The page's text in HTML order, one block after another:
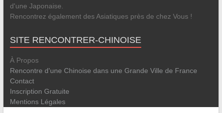
d'une Japonaise.
Rencontrez également des Asiatiques près de chez Vous !
SITE RENCONTRER-CHINOISE
À Propos
Rencontre d'une Chinoise dans une Grande Ville de France
Contact
Inscription Gratuite
Mentions Légales